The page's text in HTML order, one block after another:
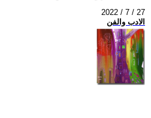
2022 / 7 / 27
الادب والفن